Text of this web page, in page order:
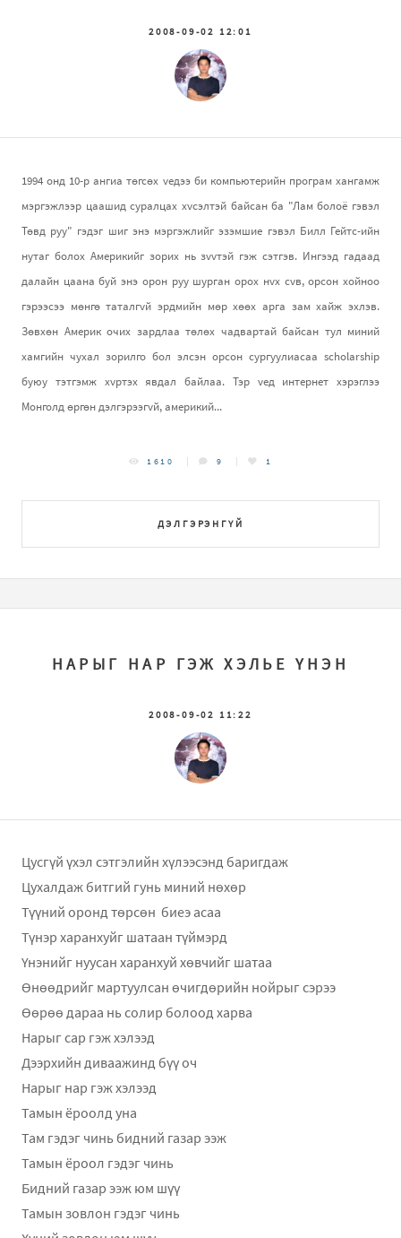
2008-09-02 12:01
1994 онд 10-р ангиа төгсөх vедээ би компьютерийн програм хангамж
мэргэжлээр цаашид суралцах хvсэлтэй байсан ба "Лам болоё гэвэл
Төвд руу" гэдэг шиг энэ мэргэжлийг эзэмшие гэвэл Билл Гейтс-ийн
нутаг болох Америкийг зорих нь зvvтэй гэж сэтгэв. Ингээд гадаад
далайн цаана буй энэ орон руу шурган орох нvх сvв, орсон хойноо
гэрээсээ мөнгө таталгvй эрдмийн мөр хөөх арга зам хайж эхлэв.
Зөвхөн Америк очих зардлаа төлөх чадвартай байсан тул миний
хамгийн чухал зорилго бол элсэн орсон сургуулиасаа scholarship
буюу тэтгэмж хvртэх явдал байлаа. Тэр vед интернет хэрэглээ
Монголд өргөн дэлгэрээгvй, америкий...
ДЭЛГЭРЭНГҮЙ
1610 9 1
НАРЫГ НАР ГЭЖ ХЭЛЬЕ ҮНЭН
2008-09-02 11:22
Цусгүй үхэл сэтгэлийн хүлээсэнд баригдаж
Цухалдаж битгий гунь миний нөхөр
Түүний оронд төрсөн биеэ асаа
Түнэр харанхуйг шатаан түймэрд
Үнэнийг нуусан харанхуй хөвчийг шатаа
Өнөөдрийг мартуулсан өчигдөрийн нойрыг сэрээ
Өөрөө дараа нь солир болоод харва
Нарыг сар гэж хэлээд
Дээрхийн диваажинд бүү оч
Нарыг нар гэж хэлээд
Тамын ёроолд уна
Там гэдэг чинь бидний газар ээж
Тамын ёроол гэдэг чинь
Бидний газар ээж юм шүү
Тамын зовлон гэдэг чинь